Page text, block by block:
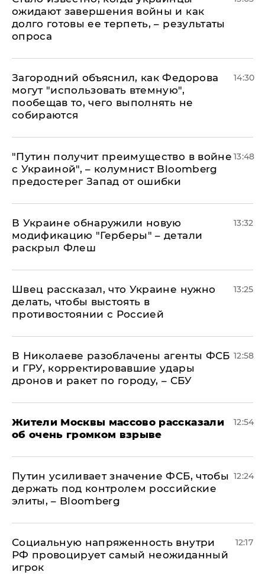
ожидают завершения войны и как
долго готовы ее терпеть, – результаты
опроса
Загородний объяснил, как Федорова
могут "использовать втемную",
пообещав то, чего выполнять не
собираются
14:30
"Путин получит преимущество в войне
с Украиной", – колумнист Bloomberg
предостерег Запад от ошибки
13:48
В Украине обнаружили новую
модификацию "Герберы" – детали
раскрыл Флеш
13:32
Швец рассказал, что Украине нужно
делать, чтобы выстоять в
противостоянии с Россией
13:25
В Николаеве разоблачены агенты ФСБ
и ГРУ, корректировавшие удары
дронов и ракет по городу, – СБУ
12:58
Жители Москвы массово рассказали
об очень громком взрыве
12:54
Путин усиливает значение ФСБ, чтобы
держать под контролем российские
элиты, – Bloomberg
12:24
Социальную напряженность внутри
РФ провоцирует самый неожиданный
игрок
12:17